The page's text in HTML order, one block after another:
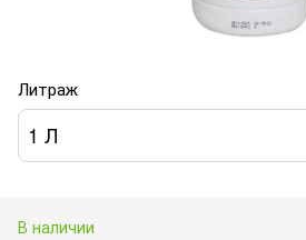
Литраж
1 Л
В наличии